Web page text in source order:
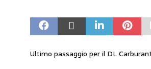
[ 31 Luglio
Ultimo passaggio per il DL